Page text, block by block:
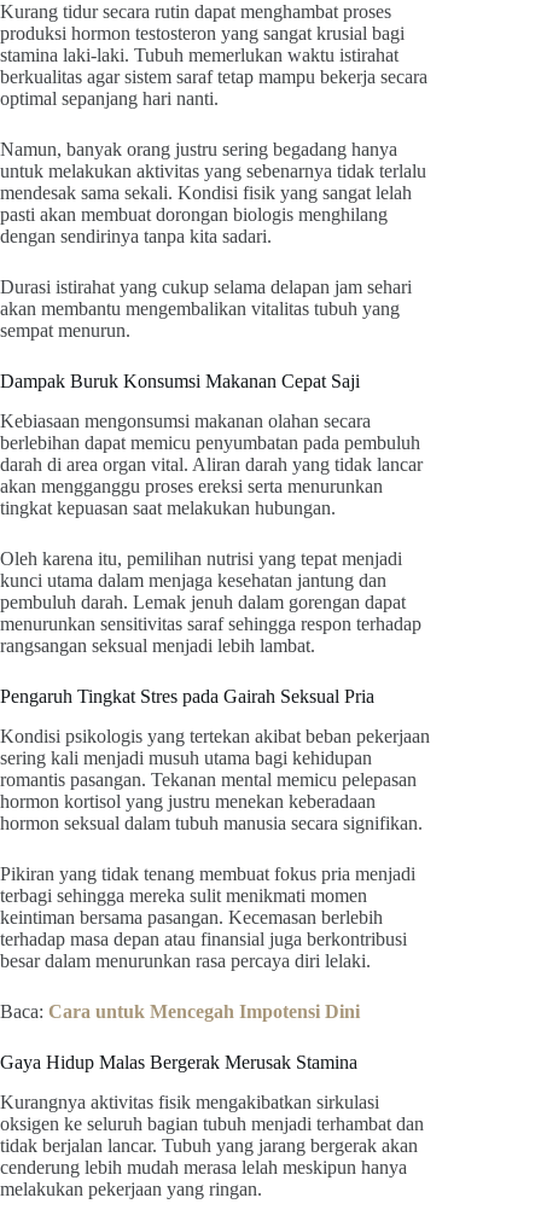
Kurang tidur secara rutin dapat menghambat proses
produksi hormon testosteron yang sangat krusial bagi
stamina laki-laki. Tubuh memerlukan waktu istirahat
berkualitas agar sistem saraf tetap mampu bekerja secara
optimal sepanjang hari nanti.
Namun, banyak orang justru sering begadang hanya
untuk melakukan aktivitas yang sebenarnya tidak terlalu
mendesak sama sekali. Kondisi fisik yang sangat lelah
pasti akan membuat dorongan biologis menghilang
dengan sendirinya tanpa kita sadari.
Durasi istirahat yang cukup selama delapan jam sehari
akan membantu mengembalikan vitalitas tubuh yang
sempat menurun.
Dampak Buruk Konsumsi Makanan Cepat Saji
Kebiasaan mengonsumsi makanan olahan secara
berlebihan dapat memicu penyumbatan pada pembuluh
darah di area organ vital. Aliran darah yang tidak lancar
akan mengganggu proses ereksi serta menurunkan
tingkat kepuasan saat melakukan hubungan.
Oleh karena itu, pemilihan nutrisi yang tepat menjadi
kunci utama dalam menjaga kesehatan jantung dan
pembuluh darah. Lemak jenuh dalam gorengan dapat
menurunkan sensitivitas saraf sehingga respon terhadap
rangsangan seksual menjadi lebih lambat.
Pengaruh Tingkat Stres pada Gairah Seksual Pria
Kondisi psikologis yang tertekan akibat beban pekerjaan
sering kali menjadi musuh utama bagi kehidupan
romantis pasangan. Tekanan mental memicu pelepasan
hormon kortisol yang justru menekan keberadaan
hormon seksual dalam tubuh manusia secara signifikan.
Pikiran yang tidak tenang membuat fokus pria menjadi
terbagi sehingga mereka sulit menikmati momen
keintiman bersama pasangan. Kecemasan berlebih
terhadap masa depan atau finansial juga berkontribusi
besar dalam menurunkan rasa percaya diri lelaki.
Baca: Cara untuk Mencegah Impotensi Dini
Gaya Hidup Malas Bergerak Merusak Stamina
Kurangnya aktivitas fisik mengakibatkan sirkulasi
oksigen ke seluruh bagian tubuh menjadi terhambat dan
tidak berjalan lancar. Tubuh yang jarang bergerak akan
cenderung lebih mudah merasa lelah meskipun hanya
melakukan pekerjaan yang ringan.